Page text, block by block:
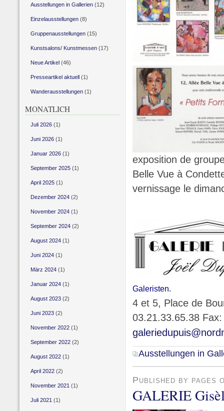
exposition de
Belle Vue à
vernissage le
Galeristen.
4 et 5, Place de
03.21.33.65.38
Ausstellungen in
Published by pages
GALERIE
Ausstellungen in Gallerien(12)
Einzelausstellungen(8)
Gruppenausstellungen(15)
Kunstsalons/ Kunstmessen(17)
Neue Artikel(46)
Presseartikel aktuell(1)
Wanderausstellungen(1)
MONATLICH
Juli 2026(1)
Juni 2026(1)
Januar 2026(1)
September 2025(1)
April 2025(1)
Dezember 2024(2)
November 2024(1)
September 2024(2)
August 2024(1)
Juni 2024(1)
März 2024(1)
Januar 2024(1)
August 2023(2)
Juni 2023(2)
November 2022(1)
September 2022(2)
August 2022(1)
April 2022(2)
November 2021 (1)
Juli 2021 (1)